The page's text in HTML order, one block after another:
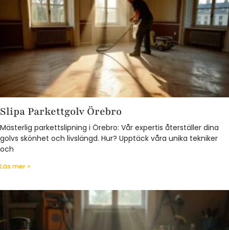
Slipa Parkettgolv Örebro
Mästerlig parkettslipning i Örebro: Vår expertis återställer dina
golvs skönhet och livslängd. Hur? Upptäck våra unika tekniker
och
Läs mer »